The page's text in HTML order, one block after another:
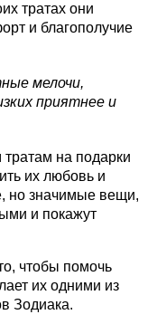
тратах они
и благополучие
мелочи,
приятнее и
на подарки
их любовь и
но значимые вещи,
и покажут
чтобы помочь
их одними из
Зодиака.